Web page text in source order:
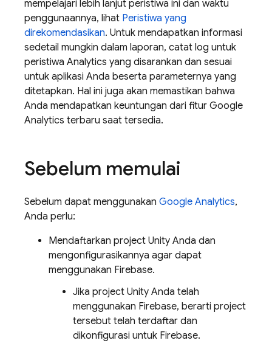
mempelajari lebih lanjut peristiwa ini dan waktu
penggunaannya, lihat Peristiwa yang
direkomendasikan. Untuk mendapatkan informasi
sedetail mungkin dalam laporan, catat log untuk
peristiwa Analytics yang disarankan dan sesuai
untuk aplikasi Anda beserta parameternya yang
ditetapkan. Hal ini juga akan memastikan bahwa
Anda mendapatkan keuntungan dari fitur Google
Analytics terbaru saat tersedia.
Sebelum memulai
Sebelum dapat menggunakan Google Analytics,
Anda perlu:
Mendaftarkan project Unity Anda dan
mengonfigurasikannya agar dapat
menggunakan Firebase.
Jika project Unity Anda telah
menggunakan Firebase, berarti project
tersebut telah terdaftar dan
dikonfigurasi untuk Firebase.